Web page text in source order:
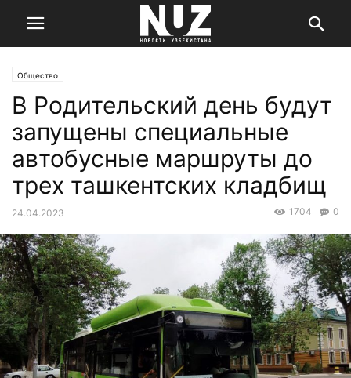
Общество
В Родительский день будут
запущены специальные
автобусные маршруты до
трех ташкентских кладбищ
24.04.2023 0
1704